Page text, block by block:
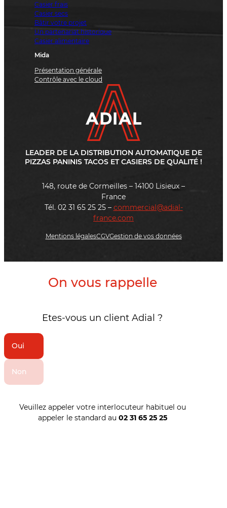
Casier frais
Casier secs
Bâtir votre projet
Un partenariat historique
Casier alimentaire
Mida
Présentation générale
Contrôle avec le cloud
LEADER DE LA DISTRIBUTION AUTOMATIQUE DE
PIZZAS PANINIS TACOS ET CASIERS DE QUALITÉ !
148, route de Cormeilles – 14100 Lisieux –
France
Tél. 02 31 65 25 25 – commercial@adial-
france.com
Mentions légalesCGVGestion de vos données
On vous rappelle
Etes-vous un client Adial ?
Oui
Non
Veuillez appeler votre interlocuteur habituel ou
appeler le standard au 02 31 65 25 25